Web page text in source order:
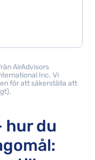
AirAdvisors
Inc. Vi
för att säkerställa att
hur du